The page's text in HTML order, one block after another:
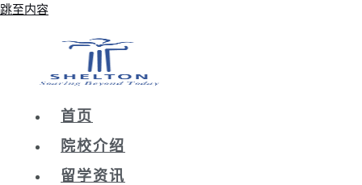
跳至内容
首页
院校介绍
留学资讯